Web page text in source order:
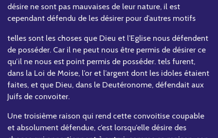
désire ne sont pas mauvaises de leur nature, il est
cependant défendu de les désirer pour d’autres motifs
telles sont les choses que Dieu et l’Eglise nous défendent
de posséder. Car il ne peut nous être permis de désirer ce
qu’il ne nous est point permis de posséder. tels furent,
dans la Loi de Moise, l’or et l’argent dont les idoles étaient
faites, et que Dieu, dans le Deutéronome, défendait aux
Juifs de convoiter.
Une troisième raison qui rend cette convoitise coupable
et absolument défendue, c’est lorsqu’elle désire des